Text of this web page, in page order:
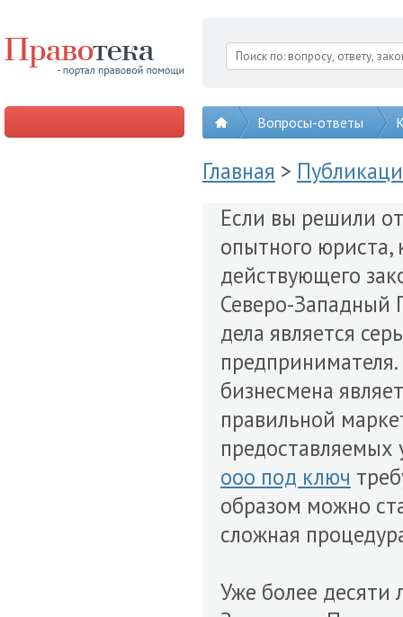
Вопросы-ответы
Главная >
Если вы решили
опытного юриста,
действующего
Северо-Западный
дела является
бизнесмена
правильной
предоставляемых
ооо под ключ
образом можно
сложная
Уже более десяти